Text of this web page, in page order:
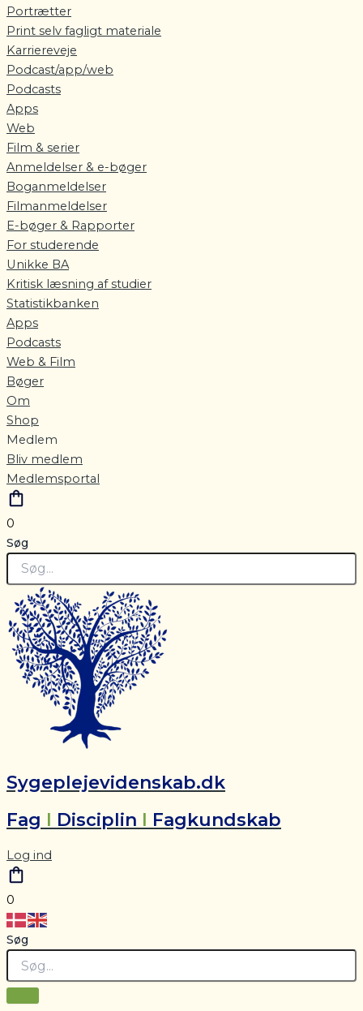
Portrætter
Print selv fagligt materiale
Karriereveje
Podcast/app/web
Podcasts
Apps
Web
Film & serier
Anmeldelser & e-bøger
Boganmeldelser
Filmanmeldelser
E-bøger & Rapporter
For studerende
Unikke BA
Kritisk læsning af studier
Statistikbanken
Apps
Podcasts
Web & Film
Bøger
Om
Shop
Medlem
Bliv medlem
Medlemsportal
0
Søg
Sygeplejevidenskab.dk
Fag I Disciplin I Fagkundskab
Log ind
0
Søg